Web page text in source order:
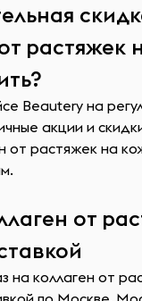
растяжек
Beautery на
акции и
от растяжек на
от
на коллаген от